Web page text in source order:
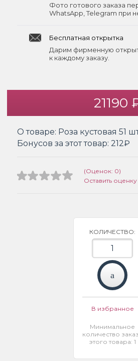
Фото готового заказа
WhatsApp, Telegram при
Бесплатная открытка
Дарим фирменную
к каждому заказу.
21190
О товаре: Роза кустовая 51
Бонусов за этот товар: 212₽
(Оценок: 0)
Оставить оценку
КОЛИЧЕСТВО:
В избранное
Минимальное
количество
этого товара: 1